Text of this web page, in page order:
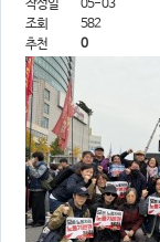
작성일
05-03
조회
582
추천
0